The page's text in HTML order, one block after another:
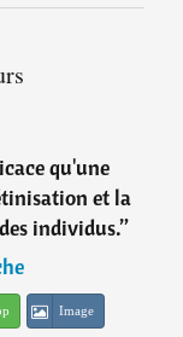
qu'une
et la
individus.”
Image